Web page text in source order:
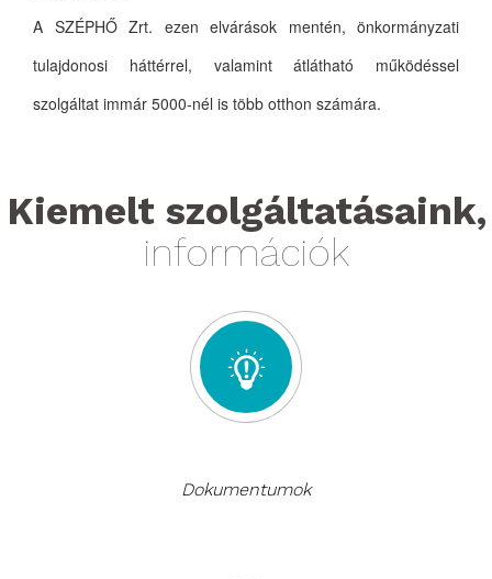
A SZÉPHŐ Zrt. ezen elvárások mentén, önkormányzati
tulajdonosi háttérrel, valamint átlátható működéssel
szolgáltat immár 5000-nél is több otthon számára.
Kiemelt szolgáltatásaink,
információk
Dokumentumok